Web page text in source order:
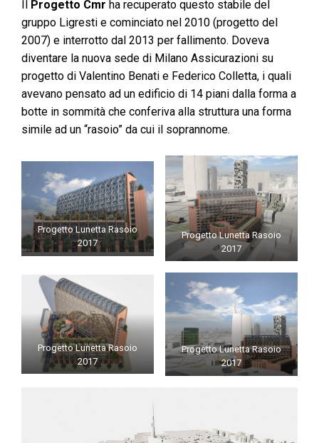
Il Progetto Cmr ha recuperato questo stabile del
gruppo Ligresti e cominciato nel 2010 (progetto del
2007) e interrotto dal 2013 per fallimento. Doveva
diventare la nuova sede di Milano Assicurazioni su
progetto di Valentino Benati e Federico Colletta, i quali
avevano pensato ad un edificio di 14 piani dalla forma a
botte in sommità che conferiva alla struttura una forma
simile ad un “rasoio” da cui il soprannome.
Progetto Lunetta Rasoio
2017
Progetto Lunetta Rasoio
2017
Progetto Lunetta Rasoio
2017
Progetto Lunetta Rasoio
2017